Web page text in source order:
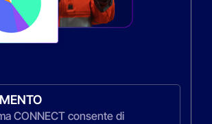
CONNECT consente di